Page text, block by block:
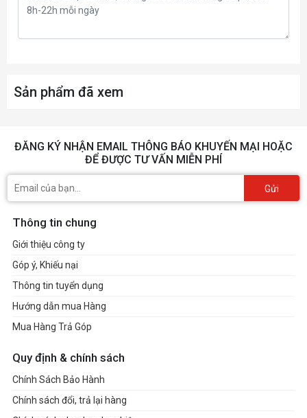
Thời lượng pin Wireless_2.4Ghz) / 210h (Chế
TÍNH NĂNG
Sản phẩm đã xem
ĐĂNG KÝ NHẬN EMAIL THÔNG BÁO KHUYẾN MẠI HOẶC
ĐỂ ĐƯỢC TƯ VẤN MIỄN PHÍ
Gửi
Thông tin chung
Giới thiệu công ty
Góp ý, Khiếu nại
Thông tin tuyển dụng
Hướng dẫn mua Hàng
Mua Hàng Trả Góp
Quy định & chính sách
Chính Sách Bảo Hành
Chính sách đổi, trả lại hàng